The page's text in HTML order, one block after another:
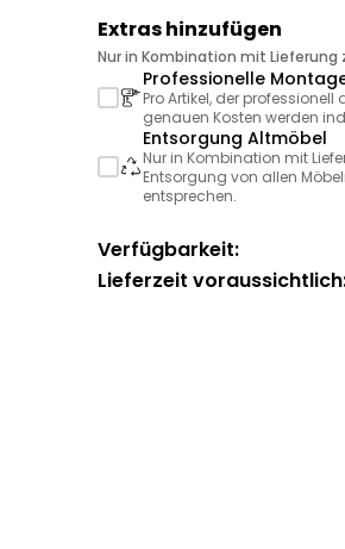
Extras hinzufügen
Nur in Kombination mit
Professionelle
Pro Artikel, der
genauen Kosten werden
Entsorgung Altmöbel
Nur in Kombination mit
Entsorgung von allen
entsprechen.
Verfügbarkeit:
Lieferzeit